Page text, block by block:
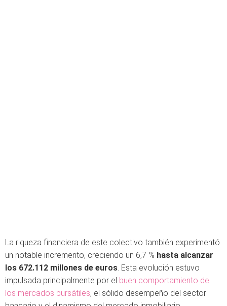
La riqueza financiera de este colectivo también experimentó
un notable incremento, creciendo un 6,7 % hasta alcanzar
los 672.112 millones de euros. Esta evolución estuvo
impulsada principalmente por el buen comportamiento de
los mercados bursátiles, el sólido desempeño del sector